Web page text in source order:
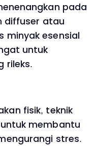
pada
diffuser atau
minyak esensial
untuk
rileks.
fisik, teknik
membantu
stres.